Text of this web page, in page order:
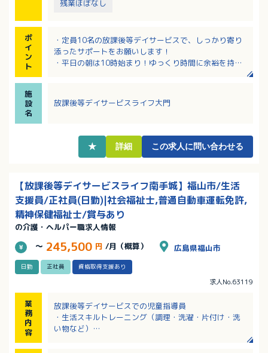
残業ほぼなし
ポ
イ
ン
ト
・定員10名の放課後等デイサービスで、しっかり寄り
添ったサポートをお願いします！
・平日の朝は10時始まり！ゆっくり時間に余裕を持っ
す！
・研修制度や資格取得支援制度、永年勤続表彰制度な
気等、突発的な休暇等も相談ができます！
施
設
名
放課後等デイサービスライフ大門
★ 詳細 この求人に問い合わせる
【放課後等デイサービスライフ南手城】福山市/生活
支援員/正社員(日勤)|社会福祉士,普通自動車運転免許,
精神保健福祉士/賞与あり
の介護・ヘルパー職求人情報
～ 245,500 円 /月（概算） 広島県福山市
日勤 正社員 資格取得支援あり
求人No.63119
業
務
内
容
放課後等デイサービスでの児童指導員
・生活スキルトレーニング（調理・洗濯・片付け・洗
い物など）